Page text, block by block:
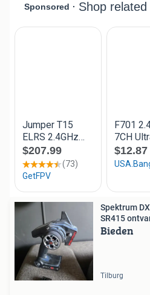
Spektrum
SR415
Bieden
Tilburg